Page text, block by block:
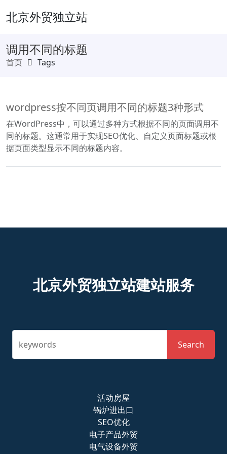
北京外贸独立站
调用不同的标题
首页 Tags
wordpress按不同页调用不同的标题3种形式
在WordPress中，可以通过多种方式根据不同的页面调用不
同的标题。这通常用于实现SEO优化、自定义页面标题或根
据页面类型显示不同的标题内容。
北京外贸独立站建站服务
keywords Search
活动房屋
锅炉进出口
SEO优化
电子产品外贸
电气设备外贸